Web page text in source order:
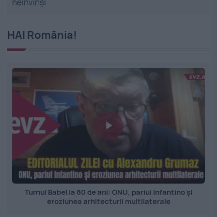
HAI România!
Turnul Babel la 80 de ani: ONU, pariul Infantino și
eroziunea arhitecturii multilaterale